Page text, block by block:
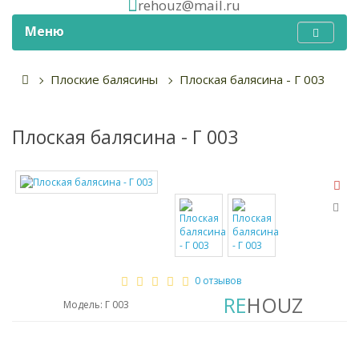
rehouz@mail.ru
Меню
Плоские балясины Плоская балясина - Г 003
Плоская балясина - Г 003
0 отзывов
Модель: Г 003
REHOUZ